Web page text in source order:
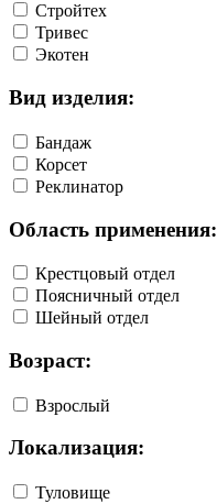
Стройтех
Тривес
Экотен
Вид изделия:
Бандаж
Корсет
Реклинатор
Область применения:
Крестцовый отдел
Поясничный отдел
Шейный отдел
Возраст:
Взрослый
Локализация:
Туловище